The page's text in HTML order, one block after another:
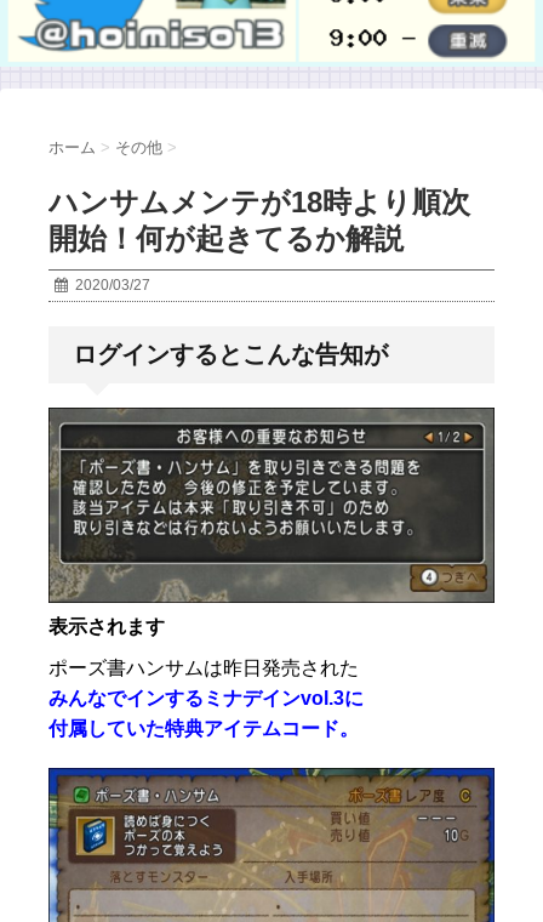
ホーム > その他 >
ハンサムメンテが18時より順次
開始！何が起きてるか解説
2020/03/27
ログインするとこんな告知が
表示されます
ポーズ書ハンサムは昨日発売された
みんなでインするミナデインvol.3に
付属していた特典アイテムコード。